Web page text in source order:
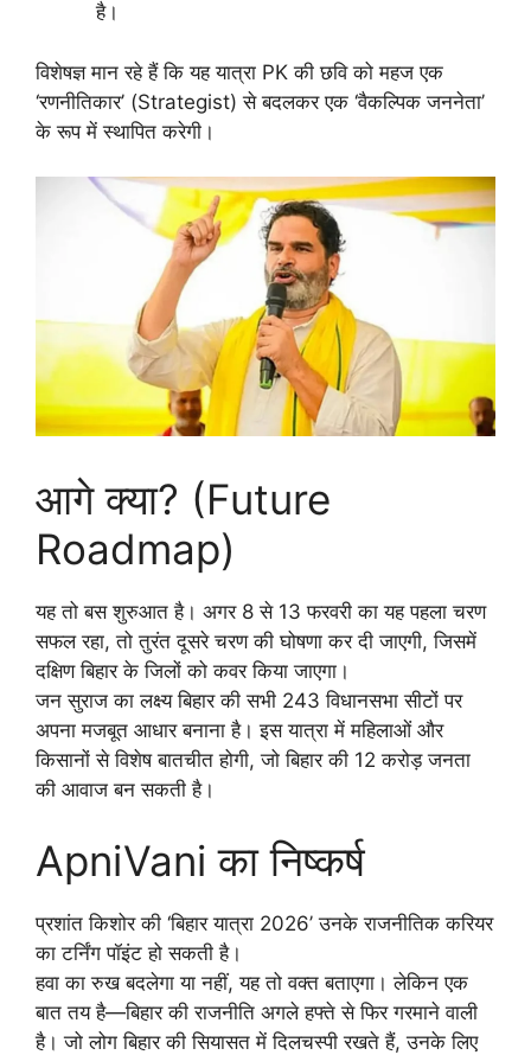
है।
विशेषज्ञ मान रहे हैं कि यह यात्रा PK की छवि को महज एक
‘रणनीतिकार’ (Strategist) से बदलकर एक ‘वैकल्पिक जननेता’
के रूप में स्थापित करेगी।
आगे क्या? (Future
Roadmap)
यह तो बस शुरुआत है। अगर 8 से 13 फरवरी का यह पहला चरण
सफल रहा, तो तुरंत दूसरे चरण की घोषणा कर दी जाएगी, जिसमें
दक्षिण बिहार के जिलों को कवर किया जाएगा।
जन सुराज का लक्ष्य बिहार की सभी 243 विधानसभा सीटों पर
अपना मजबूत आधार बनाना है। इस यात्रा में महिलाओं और
किसानों से विशेष बातचीत होगी, जो बिहार की 12 करोड़ जनता
की आवाज बन सकती है।
ApniVani का निष्कर्ष
प्रशांत किशोर की ‘बिहार यात्रा 2026’ उनके राजनीतिक करियर
का टर्निंग पॉइंट हो सकती है।
हवा का रुख बदलेगा या नहीं, यह तो वक्त बताएगा। लेकिन एक
बात तय है—बिहार की राजनीति अगले हफ्ते से फिर गरमाने वाली
है। जो लोग बिहार की सियासत में दिलचस्पी रखते हैं, उनके लिए